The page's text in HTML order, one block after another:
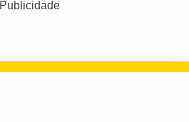
Publicidade